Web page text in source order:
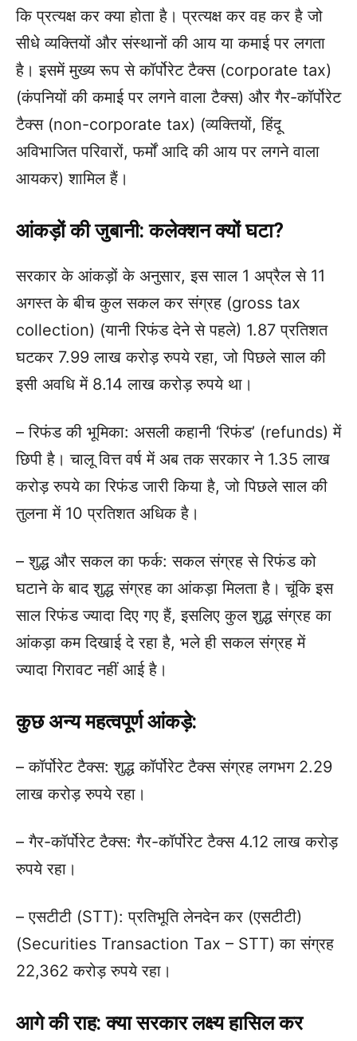
कि प्रत्यक्ष कर क्या होता है। प्रत्यक्ष कर वह कर है जो
सीधे व्यक्तियों और संस्थानों की आय या कमाई पर लगता
है। इसमें मुख्य रूप से कॉर्पोरेट टैक्स (corporate tax)
(कंपनियों की कमाई पर लगने वाला टैक्स) और गैर-कॉर्पोरेट
टैक्स (non-corporate tax) (व्यक्तियों, हिंदू
अविभाजित परिवारों, फर्मों आदि की आय पर लगने वाला
आयकर) शामिल हैं।
आंकड़ों की जुबानी: कलेक्शन क्यों घटा?
सरकार के आंकड़ों के अनुसार, इस साल 1 अप्रैल से 11
अगस्त के बीच कुल सकल कर संग्रह (gross tax
collection) (यानी रिफंड देने से पहले) 1.87 प्रतिशत
घटकर 7.99 लाख करोड़ रुपये रहा, जो पिछले साल की
इसी अवधि में 8.14 लाख करोड़ रुपये था।
– रिफंड की भूमिका: असली कहानी ‘रिफंड’ (refunds) में
छिपी है। चालू वित्त वर्ष में अब तक सरकार ने 1.35 लाख
करोड़ रुपये का रिफंड जारी किया है, जो पिछले साल की
तुलना में 10 प्रतिशत अधिक है।
– शुद्ध और सकल का फर्क: सकल संग्रह से रिफंड को
घटाने के बाद शुद्ध संग्रह का आंकड़ा मिलता है। चूंकि इस
साल रिफंड ज्यादा दिए गए हैं, इसलिए कुल शुद्ध संग्रह का
आंकड़ा कम दिखाई दे रहा है, भले ही सकल संग्रह में
ज्यादा गिरावट नहीं आई है।
कुछ अन्य महत्वपूर्ण आंकड़े:
– कॉर्पोरेट टैक्स: शुद्ध कॉर्पोरेट टैक्स संग्रह लगभग 2.29
लाख करोड़ रुपये रहा।
– गैर-कॉर्पोरेट टैक्स: गैर-कॉर्पोरेट टैक्स 4.12 लाख करोड़
रुपये रहा।
– एसटीटी (STT): प्रतिभूति लेनदेन कर (एसटीटी)
(Securities Transaction Tax – STT) का संग्रह
22,362 करोड़ रुपये रहा।
आगे की राह: क्या सरकार लक्ष्य हासिल कर